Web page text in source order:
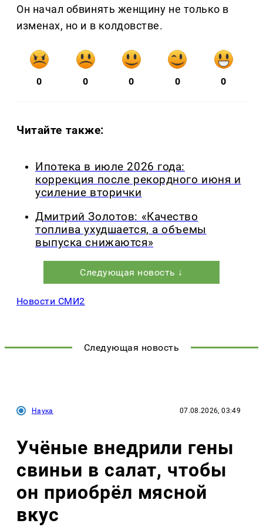
Он начал обвинять женщину не только в
изменах, но и в колдовстве.
0 0 0 0 0
Читайте также:
Ипотека в июле 2026 года:
коррекция после рекордного июня и
усиление вторички
Дмитрий Золотов: «Качество
топлива ухудшается, а объемы
выпуска снижаются»
Следующая новость ↓
Новости СМИ2
Следующая новость
Наука 07.08.2026, 03:49
Учёные внедрили гены
свиньи в салат, чтобы
он приобрёл мясной
вкус